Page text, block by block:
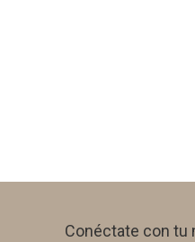
Conéctate con tu